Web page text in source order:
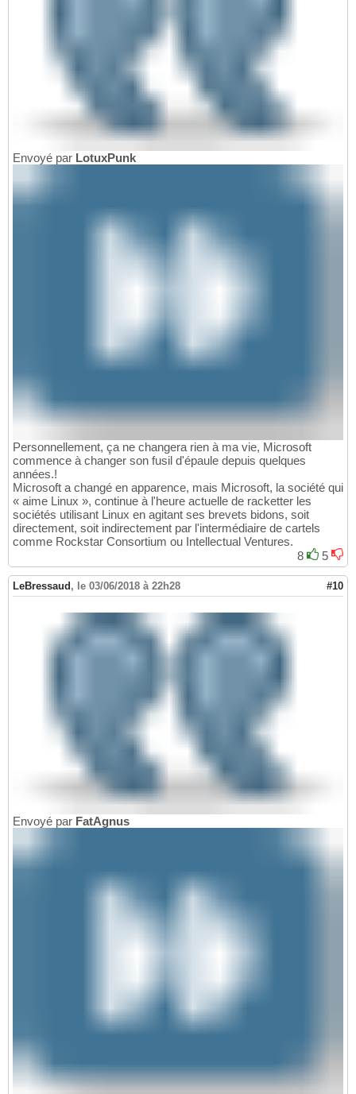
Envoyé par LotuxPunk
Personnellement, ça ne changera rien à ma vie, Microsoft
commence à changer son fusil d'épaule depuis quelques
années.!
Microsoft a changé en apparence, mais Microsoft, la société qui
« aime Linux », continue à l'heure actuelle de racketter les
sociétés utilisant Linux en agitant ses brevets bidons, soit
directement, soit indirectement par l'intermédiaire de cartels
comme Rockstar Consortium ou Intellectual Ventures.
8
5
LeBressaud , le 03/06/2018 à 22h28 #10
Envoyé par FatAgnus